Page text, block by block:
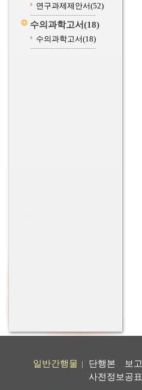
연구과제제안서(52)
수의과학고서(18)
수의과학고서(18)
일반간행물 단행본 보
사전정보공표